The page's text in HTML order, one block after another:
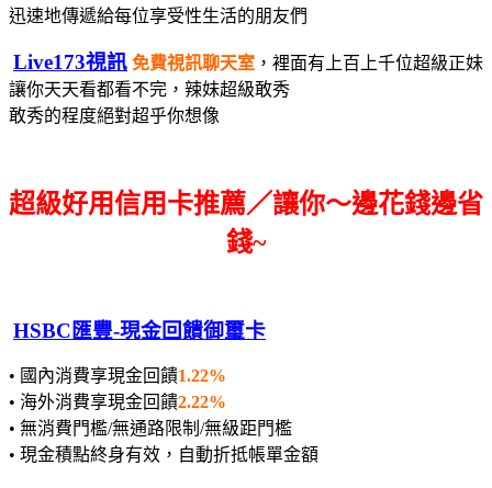
迅速地傳遞給每位享受性生活的朋友們
Live173視訊 免費視訊聊天室 ，裡面有上百上千位超級正妹
讓你天天看都看不完，辣妹超級敢秀
敢秀的程度絕對超乎你想像
超級好用信用卡推薦／讓你～邊花錢邊省
錢~
HSBC匯豐-現金回饋御璽卡
• 國內消費享現金回饋1.22%
• 海外消費享現金回饋2.22%
• 無消費門檻/無通路限制/無級距門檻
• 現金積點終身有效，自動折抵帳單金額